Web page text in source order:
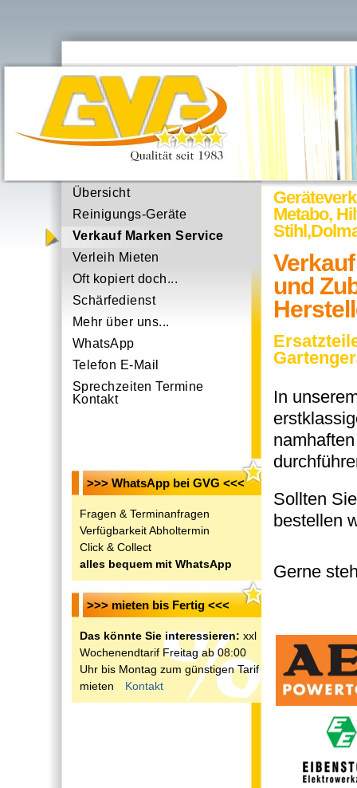
Übersicht
Reinigungs-Geräte
Verkauf Marken Service
Verleih Mieten
Oft kopiert doch...
Schärfedienst
Mehr über uns...
WhatsApp
Telefon E-Mail
Sprechzeiten Termine
Kontakt
>>> WhatsApp bei GVG <<<
Fragen & Terminanfragen
Verfügbarkeit Abholtermin
Click & Collect
alles bequem mit WhatsApp
>>> mieten bis Fertig <<<
Das könnte Sie interessieren: xxl
Wochenendtarif Freitag ab 08:00
Uhr bis Montag zum günstigen Tarif
mieten
Kontakt
Metabo,
und
In
Sollten
bestellen
Gerne